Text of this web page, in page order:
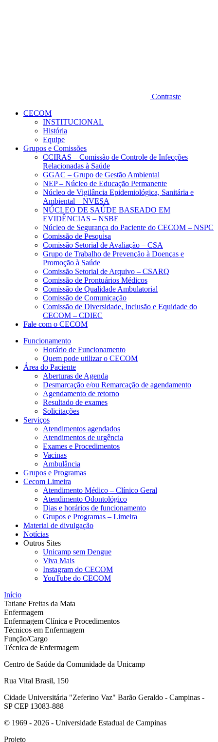
Contraste
CECOM
INSTITUCIONAL
História
Equipe
Grupos e Comissões
CCIRAS – Comissão de Controle de Infecções
Relacionadas à Saúde
GGAC – Grupo de Gestão Ambiental
NEP – Núcleo de Educação Permanente
Núcleo de Vigilância Epidemiológica, Sanitária e
Ambiental – NVESA
NÚCLEO DE SAÚDE BASEADO EM
EVIDÊNCIAS – NSBE
Núcleo de Segurança do Paciente do CECOM – NSPC
Comissão de Pesquisa
Comissão Setorial de Avaliação – CSA
Grupo de Trabalho de Prevenção à Doenças e
Promoção à Saúde
Comissão Setorial de Arquivo – CSARQ
Comissão de Prontuários Médicos
Comissão de Qualidade Ambulatorial
Comissão de Comunicação
Comissão de Diversidade, Inclusão e Equidade do
CECOM – CDIEC
Fale com o CECOM
Funcionamento
Horário de Funcionamento
Quem pode utilizar o CECOM
Área do Paciente
Aberturas de Agenda
Desmarcação e/ou Remarcação de agendamento
Agendamento de retorno
Resultado de exames
Solicitações
Serviços
Atendimentos agendados
Atendimentos de urgência
Exames e Procedimentos
Vacinas
Ambulância
Grupos e Programas
Cecom Limeira
Atendimento Médico – Clínico Geral
Atendimento Odontológico
Dias e horários de funcionamento
Grupos e Programas – Limeira
Material de divulgação
Notícias
Outros Sites
Unicamp sem Dengue
Viva Mais
Instagram do CECOM
YouTube do CECOM
Início
Tatiane Freitas da Mata
Enfermagem
Enfermagem Clínica e Procedimentos
Técnicos em Enfermagem
Função/Cargo
Técnica de Enfermagem
Centro de Saúde da Comunidade da Unicamp
Rua Vital Brasil, 150
Cidade Universitária "Zeferino Vaz" Barão Geraldo - Campinas -
SP CEP 13083-888
© 1969 - 2026 - Universidade Estadual de Campinas
Projeto